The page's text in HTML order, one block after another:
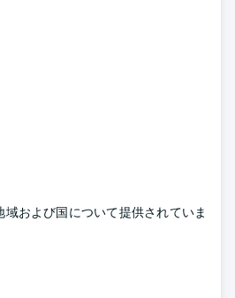
および国について提供されていま